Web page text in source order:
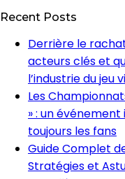
Recent Posts
Derrière le
acteurs clés et
l’industrie du jeu
Les
» : un
toujours les fans
Guide Complet
Stratégies et